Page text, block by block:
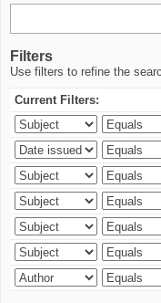
Filters
Use filters to refine the
Current Filters: